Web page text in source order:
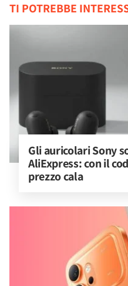
TI POTREBBE
Gli auricolari Sony
AliExpress: con il
prezzo cala